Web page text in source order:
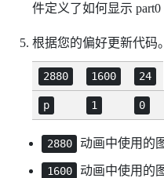
件定义了如何显示 part0
根据您的偏好更新代码。
2880 1600 24
p 1 0
2880 动画中使用的
1600 动画中使用的